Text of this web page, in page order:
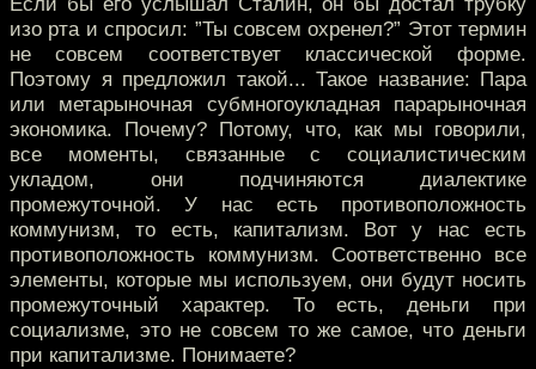
изо рта и спросил: ”Ты совсем охренел?” Этот термин
не совсем соответствует классической форме.
Поэтому я предложил такой... Такое название: Пара
или метарыночная субмногоукладная парарыночная
экономика. Почему? Потому, что, как мы говорили,
все моменты, связанные с социалистическим
укладом, они подчиняются диалектике
промежуточной. У нас есть противоположность
коммунизм, то есть, капитализм. Вот у нас есть
противоположность коммунизм. Соответственно все
элементы, которые мы используем, они будут носить
промежуточный характер. То есть, деньги при
социализме, это не совсем то же самое, что деньги
при капитализме. Понимаете?